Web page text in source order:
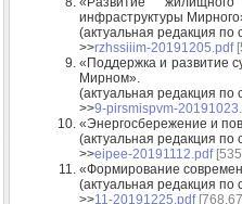
инфраструктуры
(актуальная редакция по
>>rzhssiiim-20191205.pdf
«Поддержка и развитие
Мирном».
(актуальная редакция по
>>9-pirsmispvm-
«Энергосбережение и
(актуальная редакция
>>eipee-20191112.pdf
«Формирование
(актуальная редакция
>>11-20191225.pdf